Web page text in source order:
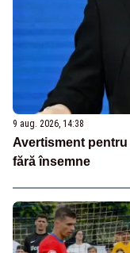
9 aug. 2026, 14:38
Avertisment
fără însemne